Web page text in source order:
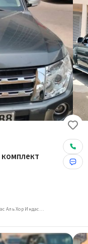
комплект
Тарияк Бедон Эсм - Рас Аль Хор Индастриал Эриа - Рас Аль Хор Индастриал Эриа 3